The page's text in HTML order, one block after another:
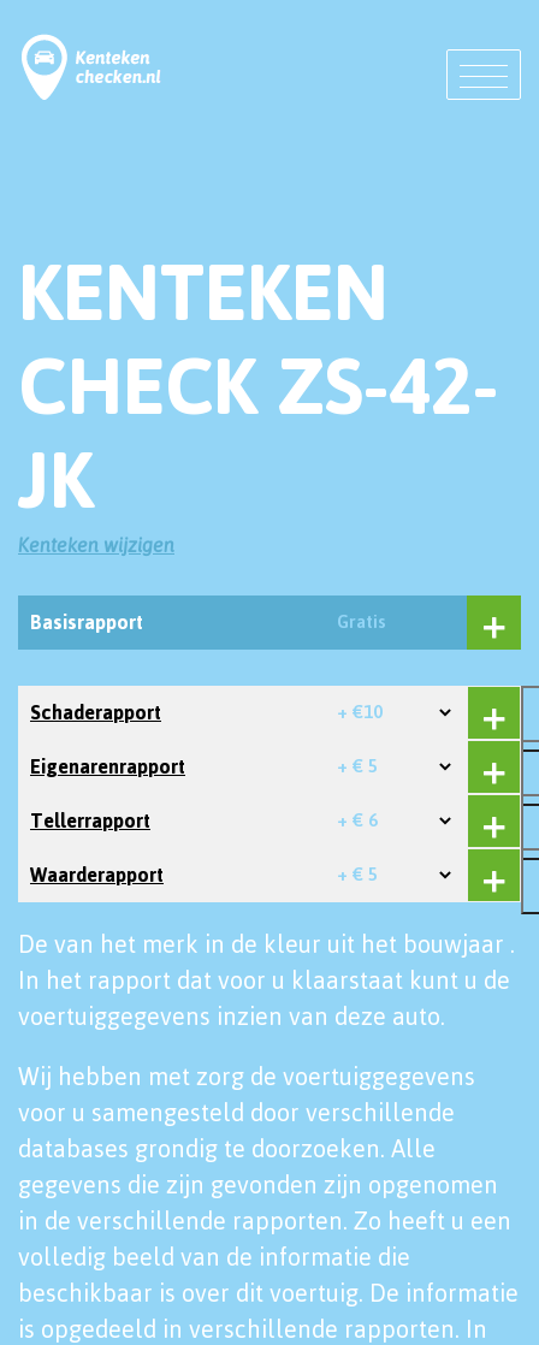
KENTEKEN
CHECK ZS-42-
JK
Kenteken wijzigen
Basisrapport Gratis
Schaderapport + €10
Eigenarenrapport + € 5
Tellerrapport + € 6
Waarderapport + € 5
De van het merk in de kleur uit het bouwjaar .
In het rapport dat voor u klaarstaat kunt u de
voertuiggegevens inzien van deze auto.
Wij hebben met zorg de voertuiggegevens
voor u samengesteld door verschillende
databases grondig te doorzoeken. Alle
gegevens die zijn gevonden zijn opgenomen
in de verschillende rapporten. Zo heeft u een
volledig beeld van de informatie die
beschikbaar is over dit voertuig. De informatie
is opgedeeld in verschillende rapporten. In